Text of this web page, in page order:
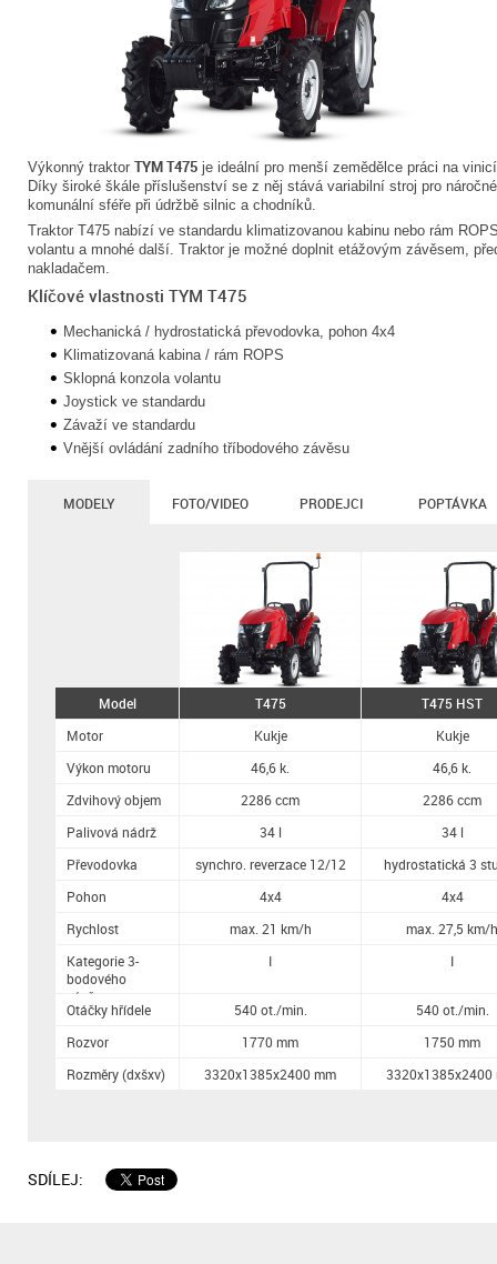
Výkonný traktor TYM T475 je ideální pro menší zemědělce práci na
Díky široké škále příslušenství se z něj stává variabilní stroj pro
komunální sféře při údržbě silnic a chodníků.
Traktor T475 nabízí ve standardu klimatizovanou kabinu nebo rám
volantu a mnohé další. Traktor je možné doplnit etážovým závěsem,
nakladačem.
Klíčové vlastnosti TYM T475
Mechanická / hydrostatická převodovka, pohon 4x4
Klimatizovaná kabina / rám ROPS
Sklopná konzola volantu
Joystick ve standardu
Závaží ve standardu
Vnější ovládání zadního tříbodového závěsu
MODELY FOTO/VIDEO PRODEJCI POPTÁVKA
Model
Motor
Výkon motoru
Zdvihový objem
Palivová nádrž
Převodovka
Pohon
Rychlost
Kategorie 3-
bodového
závěsu
Otáčky hřídele
Rozvor
Rozměry (dxšxv)
T475
T475 HST
Kukje
Kukje
46,6 k.
46,6 k.
2286 ccm
2286 ccm
34 l
34 l
synchro. reverzace 12/12
hydrostatická 3
4x4
4x4
max. 21 km/h
max. 27,5 km/h
I
I
540 ot./min.
540 ot./min.
1770 mm
1750 mm
3320x1385x2400 mm
3320x1385x2400
SDÍLEJ: